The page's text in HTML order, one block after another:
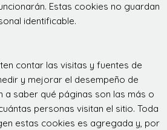
Estas cookies no guardan
identificable.
contar las visitas y fuentes de
y mejorar el desempeño de
a saber qué páginas son las más o
personas visitan el sitio. Toda
estas cookies es agregada y, por